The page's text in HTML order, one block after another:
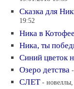
Сказка для
19:52
Ника в
Ника, ты
Синий цветок
Озеро детства
СЛЕТ -